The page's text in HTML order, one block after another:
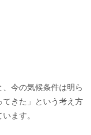
今の気候条件は明ら
きた」という考え方
ます。